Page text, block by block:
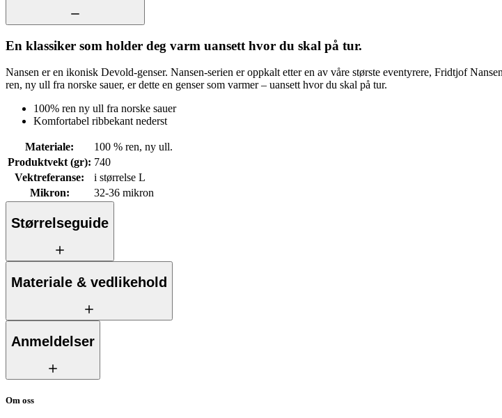
En klassiker som holder deg varm uansett hvor du skal på tur.
Nansen er en ikonisk Devold-genser. Nansen-serien er oppkalt etter en av våre største eventyrere, Fridtjof
ren, ny ull fra norske sauer, er dette en genser som varmer – uansett hvor du skal på tur.
100% ren ny ull fra norske sauer
Komfortabel ribbekant nederst
Materiale:
100 % ren, ny ull.
Produktvekt (gr): 740
Vektreferanse:
i størrelse L
Mikron: 32-36 mikron
Størrelseguide
Materiale & vedlikehold
Anmeldelser
Om oss